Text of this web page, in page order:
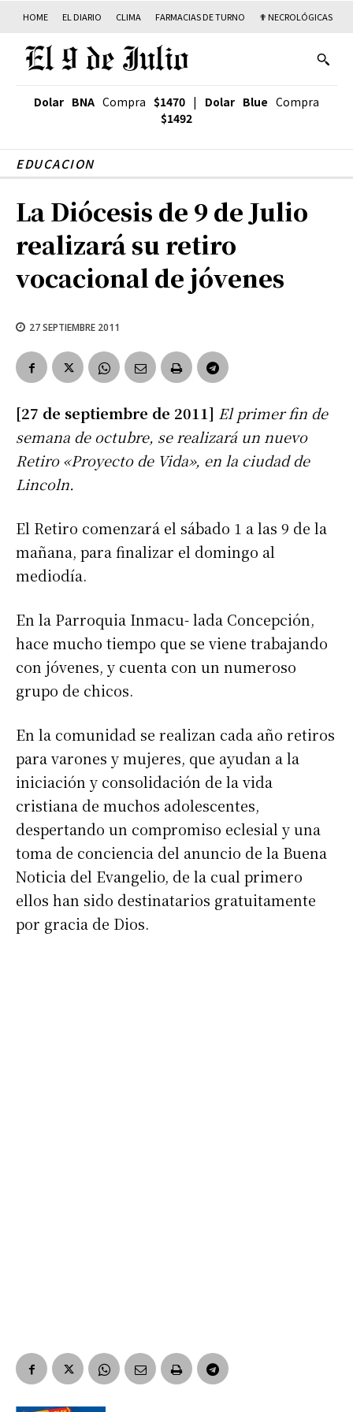
HOME EL DIARIO CLIMA FARMACIAS DE TURNO ✟ NECROLÓGICAS
Dolar BNA Compra $1470 | Dolar Blue Compra
$1492
EDUCACION
La Diócesis de 9 de Julio
realizará su retiro
vocacional de jóvenes
27 SEPTIEMBRE 2011
[27 de septiembre de 2011] El primer fin de
semana de octubre, se realizará un nuevo
Retiro «Proyecto de Vida», en la ciudad de
Lincoln.
El Retiro comenzará el sábado 1 a las 9 de la
mañana, para finalizar el domingo al
mediodía.
En la Parroquia Inmacu- lada Concepción,
hace mucho tiempo que se viene trabajando
con jóvenes, y cuenta con un numeroso
grupo de chicos.
En la comunidad se realizan cada año retiros
para varones y mujeres, que ayudan a la
iniciación y consolidación de la vida
cristiana de muchos adolescentes,
despertando un compromiso eclesial y una
toma de conciencia del anuncio de la Buena
Noticia del Evangelio, de la cual primero
ellos han sido destinatarios gratuitamente
por gracia de Dios.